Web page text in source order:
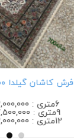
فرش کاشان گیلدا ۷۰۰ شانه کرم
6متری : 12,000,000 تومان
9متری : 17,500,000 تومان
12متری : 22,000,000 تومان